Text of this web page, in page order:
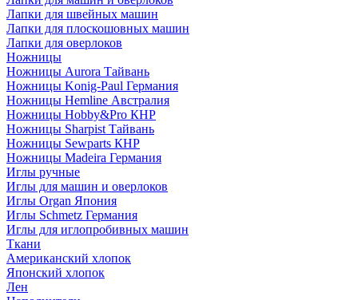
Лапки для швейных машин
Лапки для плоскошовных машин
Лапки для оверлоков
Ножницы
Ножницы Aurora Тайвань
Ножницы Konig-Paul Германия
Ножницы Hemline Австралия
Ножницы Hobby&Pro КНР
Ножницы Sharpist Тайвань
Ножницы Sewparts КНР
Ножницы Madeira Германия
Иглы ручные
Иглы для машин и оверлоков
Иглы Organ Япония
Иглы Schmetz Германия
Иглы для иглопробивных машин
Ткани
Американский хлопок
Японский хлопок
Лен